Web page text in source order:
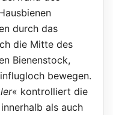
durch das
die Mitte des
Bienenstock,
bewegen.
« kontrolliert die
als auch